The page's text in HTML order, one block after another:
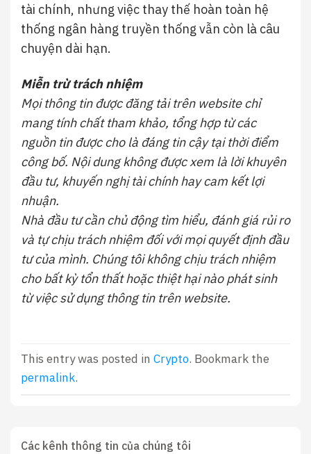
tài chính, nhưng việc thay thế hoàn toàn hệ
thống ngân hàng truyền thống vẫn còn là câu
chuyện dài hạn.
Miễn trừ trách nhiệm
Mọi thông tin được đăng tải trên website chỉ
mang tính chất tham khảo, tổng hợp từ các
nguồn tin được cho là đáng tin cậy tại thời điểm
công bố. Nội dung không được xem là lời khuyên
đầu tư, khuyến nghị tài chính hay cam kết lợi
nhuận.
Nhà đầu tư cần chủ động tìm hiểu, đánh giá rủi ro
và tự chịu trách nhiệm đối với mọi quyết định đầu
tư của mình. Chúng tôi không chịu trách nhiệm
cho bất kỳ tổn thất hoặc thiệt hại nào phát sinh
từ việc sử dụng thông tin trên website.
This entry was posted in Crypto. Bookmark the
permalink.
Các kênh thông tin của chúng tôi